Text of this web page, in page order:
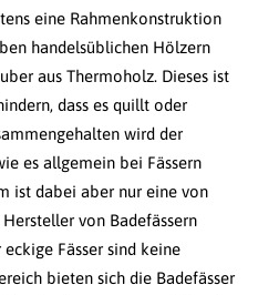
eine Rahmenkonstruktion
handelsüblichen Hölzern
aus Thermoholz. Dieses ist
dass es quillt oder
wird der
es allgemein bei Fässern
ist dabei aber nur eine von
von Badefässern
Fässer sind keine
bieten sich die Badefässer